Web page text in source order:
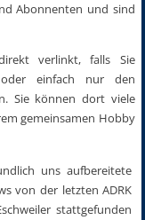
Abonnenten und sind
verlinkt, falls Sie
einfach nur den
Sie können dort viele
gemeinsamen Hobby
uns aufbereitete
von der letzten ADRK
stattgefunden